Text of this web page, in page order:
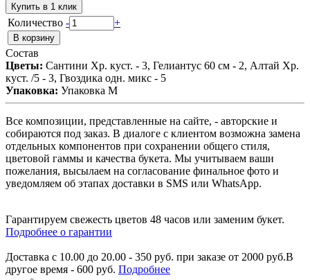
Купить в 1 клик
Количество - +
Состав
Цветы: Сантини Хр. куст. - 3, Гелиантус 60 см - 2, Алтай Хр.
куст. /5 - 3, Гвоздика одн. микс - 5
Упаковка: Упаковка М
Все композиции, представленные на сайте, - авторские и
собираются под заказ. В диалоге с клиентом возможна замена
отдельных компонентов при сохранении общего стиля,
цветовой гаммы и качества букета. Мы учитываем ваши
пожелания, высылаем на согласование финальное фото и
уведомляем об этапах доставки в SMS или WhatsApp.
Гарантируем свежесть цветов 48 часов или заменим букет.
Подробнее о гарантии
Доставка с 10.00 до 20.00 - 350 руб. при заказе от 2000 руб.В
другое время - 600 руб. Подробнее